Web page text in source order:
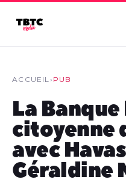
ACCUEIL› PUB
La
citoyenne
avec
Géraldine